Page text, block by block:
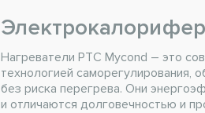
Нагреватели PTC Mycond – это
технологией саморегулирования,
без риска перегрева. Они
и отличаются долговечностью и